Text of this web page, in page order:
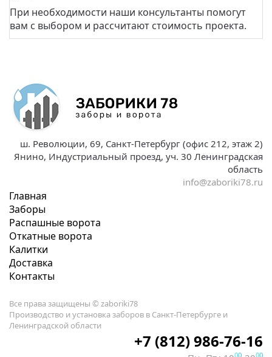
При необходимости наши консультанты помогут
вам с выбором и рассчитают стоимость проекта.
ш. Революции, 69, Санкт-Петербург (офис 212, этаж 2)
Янино, Индустриальный проезд, уч. 30 Ленинградская
область
info@zaboriki78.ru
Главная
Заборы
Распашные ворота
Откатные ворота
Калитки
Доставка
Контакты
Все права защищены © zaboriki78
Производство и установка заборов в Санкт-Петербурге и
Ленинградской области
+7 (812) 986-76-16
00 00